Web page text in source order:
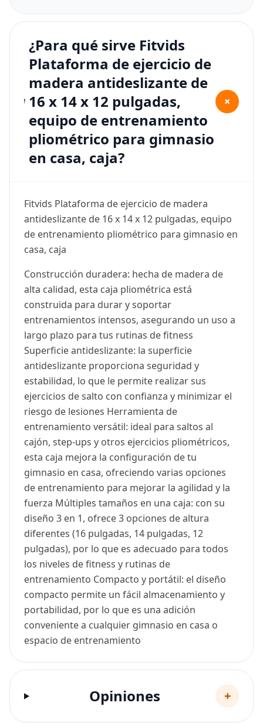
¿Para qué sirve Fitvids
Plataforma de ejercicio de
madera antideslizante de
16 x 14 x 12 pulgadas,
equipo de entrenamiento
pliométrico para gimnasio
en casa, caja?
+
Fitvids Plataforma de ejercicio de madera
antideslizante de 16 x 14 x 12 pulgadas, equipo
de entrenamiento pliométrico para gimnasio en
casa, caja
Construcción duradera: hecha de madera de
alta calidad, esta caja pliométrica está
construida para durar y soportar
entrenamientos intensos, asegurando un uso a
largo plazo para tus rutinas de fitness
Superficie antideslizante: la superficie
antideslizante proporciona seguridad y
estabilidad, lo que le permite realizar sus
ejercicios de salto con confianza y minimizar el
riesgo de lesiones Herramienta de
entrenamiento versátil: ideal para saltos al
cajón, step-ups y otros ejercicios pliométricos,
esta caja mejora la configuración de tu
gimnasio en casa, ofreciendo varias opciones
de entrenamiento para mejorar la agilidad y la
fuerza Múltiples tamaños en una caja: con su
diseño 3 en 1, ofrece 3 opciones de altura
diferentes (16 pulgadas, 14 pulgadas, 12
pulgadas), por lo que es adecuado para todos
los niveles de fitness y rutinas de
entrenamiento Compacto y portátil: el diseño
compacto permite un fácil almacenamiento y
portabilidad, por lo que es una adición
conveniente a cualquier gimnasio en casa o
espacio de entrenamiento
Opiniones +